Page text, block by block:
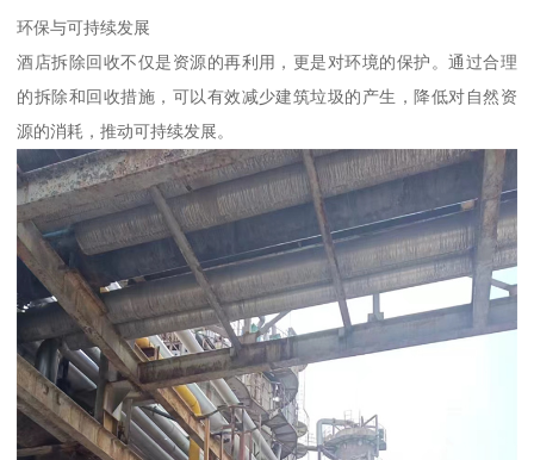
环保与可持续发展
酒店拆除回收不仅是资源的再利用，更是对环境的保护。通过合理
的拆除和回收措施，可以有效减少建筑垃圾的产生，降低对自然资
源的消耗，推动可持续发展。